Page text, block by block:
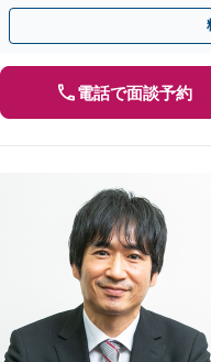
【初回のご相談無料】【土日
電話で面談予約